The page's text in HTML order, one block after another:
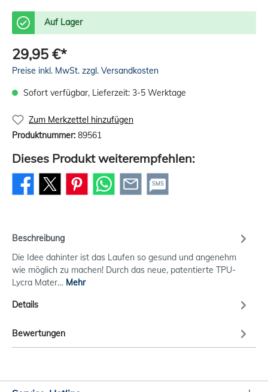
Auf Lager
29,95 €*
Preise inkl. MwSt. zzgl. Versandkosten
Sofort verfügbar, Lieferzeit: 3-5 Werktage
Zum Merkzettel hinzufügen
Produktnummer: 89561
Dieses Produkt weiterempfehlen:
SMS
Beschreibung
Die Idee dahinter ist das Laufen so gesund und angenehm
wie möglich zu machen! Durch das neue, patentierte TPU-
Lycra Mater… Mehr
Details
Bewertungen